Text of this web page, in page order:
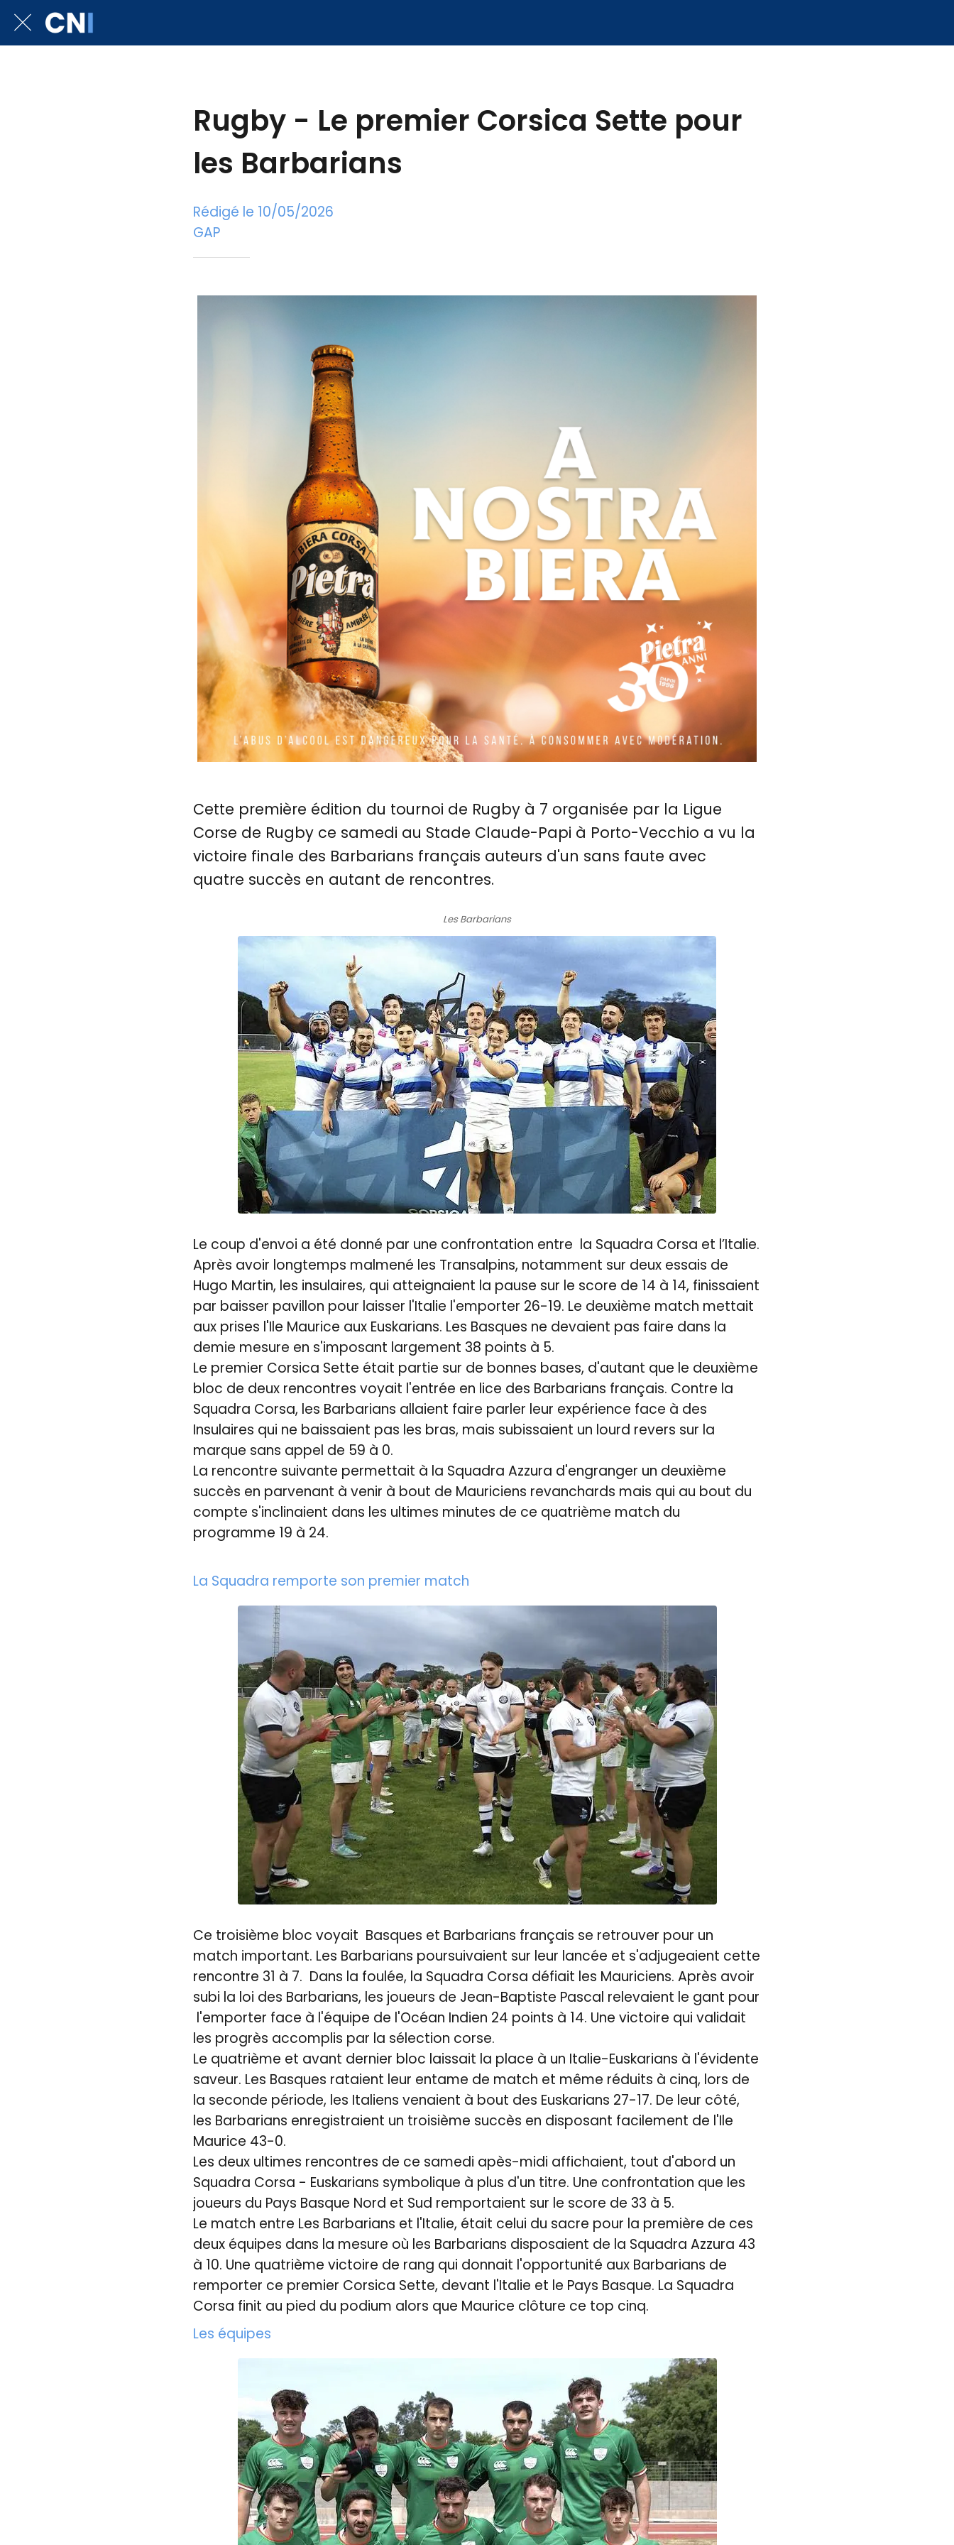
Rugby - Le premier Corsica Sette pour
les Barbarians
Rédigé le 10/05/2026
GAP
Cette première édition du tournoi de Rugby à 7 organisée par la Ligue
Corse de Rugby ce samedi au Stade Claude-Papi à Porto-Vecchio a vu la
victoire finale des Barbarians français auteurs d'un sans faute avec
quatre succès en autant de rencontres.
Les Barbarians
Le coup d'envoi a été donné par une confrontation entre la Squadra Corsa et l’Italie.
Après avoir longtemps malmené les Transalpins, notamment sur deux essais de
Hugo Martin, les insulaires, qui atteignaient la pause sur le score de 14 à 14, finissaient
par baisser pavillon pour laisser l'Italie l'emporter 26-19. Le deuxième match mettait
aux prises l'Ile Maurice aux Euskarians. Les Basques ne devaient pas faire dans la
demie mesure en s'imposant largement 38 points à 5.
Le premier Corsica Sette était partie sur de bonnes bases, d'autant que le deuxième
bloc de deux rencontres voyait l'entrée en lice des Barbarians français. Contre la
Squadra Corsa, les Barbarians allaient faire parler leur expérience face à des
Insulaires qui ne baissaient pas les bras, mais subissaient un lourd revers sur la
marque sans appel de 59 à 0.
La rencontre suivante permettait à la Squadra Azzura d'engranger un deuxième
succès en parvenant à venir à bout de Mauriciens revanchards mais qui au bout du
compte s'inclinaient dans les ultimes minutes de ce quatrième match du
programme 19 à 24.
La Squadra remporte son premier match
Ce troisième bloc voyait Basques et Barbarians français se retrouver pour un
match important. Les Barbarians poursuivaient sur leur lancée et s'adjugeaient cette
rencontre 31 à 7. Dans la foulée, la Squadra Corsa défiait les Mauriciens. Après avoir
subi la loi des Barbarians, les joueurs de Jean-Baptiste Pascal relevaient le gant pour
l'emporter face à l'équipe de l'Océan Indien 24 points à 14. Une victoire qui validait
les progrès accomplis par la sélection corse.
Le quatrième et avant dernier bloc laissait la place à un Italie-Euskarians à l'évidente
saveur. Les Basques rataient leur entame de match et même réduits à cinq, lors de
la seconde période, les Italiens venaient à bout des Euskarians 27-17. De leur côté,
les Barbarians enregistraient un troisième succès en disposant facilement de l'Ile
Maurice 43-0.
Les deux ultimes rencontres de ce samedi apès-midi affichaient, tout d'abord un
Squadra Corsa - Euskarians symbolique à plus d'un titre. Une confrontation que les
joueurs du Pays Basque Nord et Sud remportaient sur le score de 33 à 5.
Le match entre Les Barbarians et l'Italie, était celui du sacre pour la première de ces
deux équipes dans la mesure où les Barbarians disposaient de la Squadra Azzura 43
à 10. Une quatrième victoire de rang qui donnait l'opportunité aux Barbarians de
remporter ce premier Corsica Sette, devant l'Italie et le Pays Basque. La Squadra
Corsa finit au pied du podium alors que Maurice clôture ce top cinq.
Les équipes